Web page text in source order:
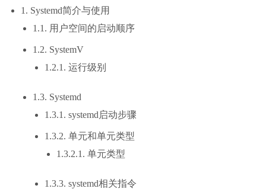
1. Systemd简介与使用
1.1. 用户空间的启动顺序
1.2. SystemV
1.2.1. 运行级别
1.3. Systemd
1.3.1. systemd启动步骤
1.3.2. 单元和单元类型
1.3.2.1. 单元类型
1.3.3. systemd相关指令